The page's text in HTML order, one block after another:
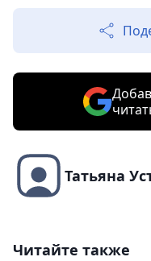
Татьяна
Читайте также